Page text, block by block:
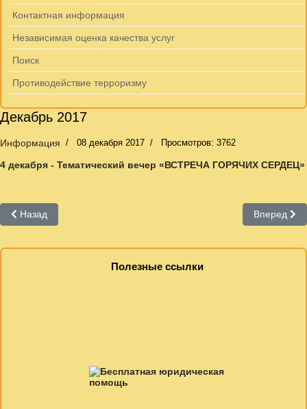
Контактная информация
Независимая оценка качества услуг
Поиск
Противодействие терроризму
Декабрь 2017
Информация 08 декабря 2017 Просмотров: 3762
4 декабря - Тематический вечер «ВСТРЕЧА ГОРЯЧИХ СЕРДЕЦ»
Предыдущий: Охрана труда
Назад Вперед
Полезные ссылки